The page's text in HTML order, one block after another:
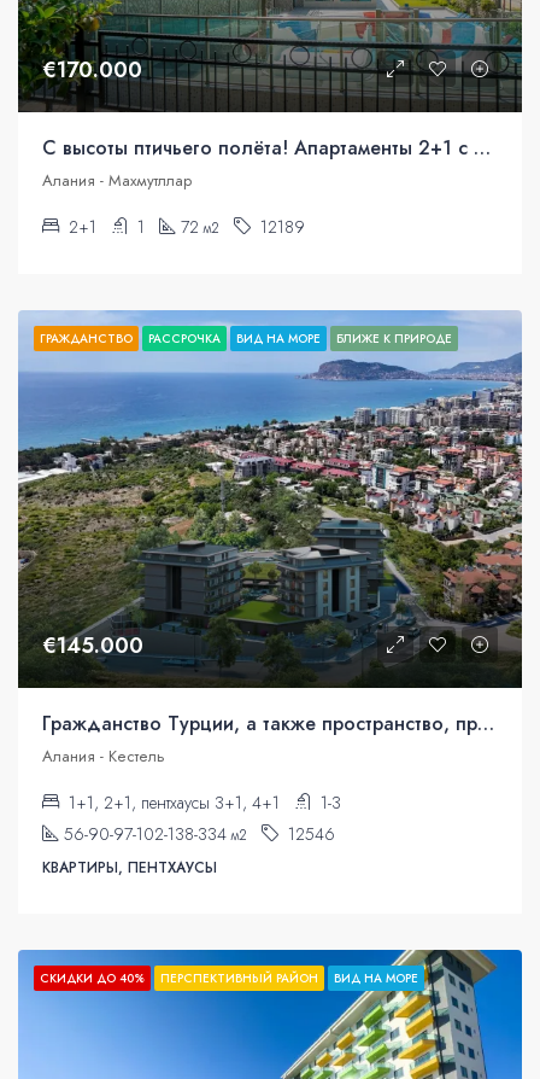
€170.000
С высоты птичьего полёта! Апартаменты 2+1 с панорамным видом.
Алания - Махмутллар
2+1 1 72 м2 12189
ГРАЖДАНСТВО РАССРОЧКА ВИД НА МОРЕ БЛИЖЕ К ПРИРОДЕ
€145.000
Гражданство Турции, а также пространство, природа, виды. Аланья.
Алания - Кестель
1+1, 2+1, пентхаусы 3+1, 4+1
1-3
56-90-97-102-138-334 м2 12546
КВАРТИРЫ, ПЕНТХАУСЫ
СКИДКИ ДО 40% ПЕРСПЕКТИВНЫЙ РАЙОН ВИД НА МОРЕ